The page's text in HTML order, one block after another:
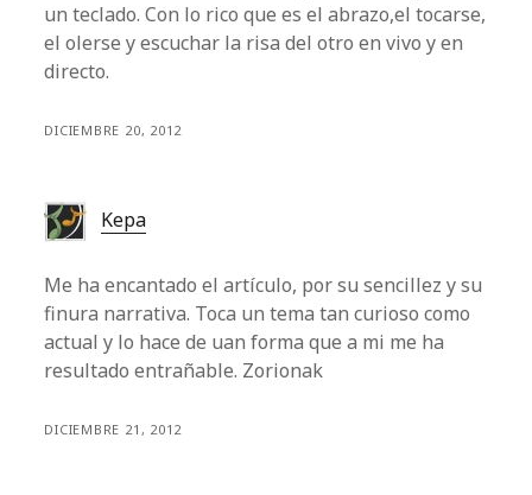
un teclado. Con lo rico que es el abrazo,el tocarse,
el olerse y escuchar la risa del otro en vivo y en
directo.
DICIEMBRE 20, 2012
Kepa
Me ha encantado el artículo, por su sencillez y su
finura narrativa. Toca un tema tan curioso como
actual y lo hace de uan forma que a mi me ha
resultado entrañable. Zorionak
DICIEMBRE 21, 2012